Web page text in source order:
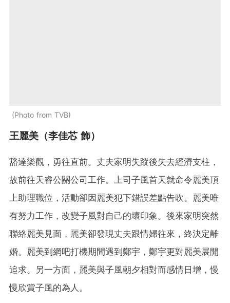
Photo from TVB
王麗美（李佳芯 飾）
豁達樂觀，勇往直前。丈夫家明失蹤後失去經濟支柱，
故前往天睿公關公司工作。上司子風首天就命令麗美頂
上助理職位，活動卻因麗美犯下錯誤差點告吹。麗美唯
有努力工作，改變子風對自己的壞印象。後來家明突然
聯絡麗美見面，麗美卻發現丈夫跟情婦往來，終決定離
婚。麗美到網吧打機期間遇到鄭宇，鄭宇更對麗美展開
追求。另一方面，麗美與子風朝夕相對而感情日增，慢
慢欣賞子風的為人。